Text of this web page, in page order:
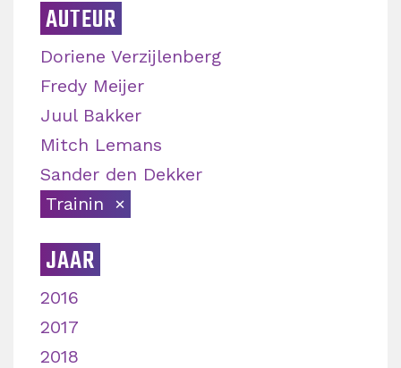
AUTEUR
Doriene Verzijlenberg
Fredy Meijer
Juul Bakker
Mitch Lemans
Sander den Dekker
Trainin
JAAR
2016
2017
2018